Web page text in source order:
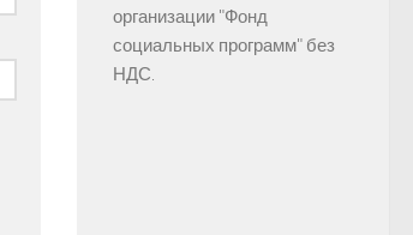
организации "Фонд
социальных программ" без
НДС.